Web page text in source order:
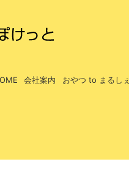
会社案内 おやつ to まるしぇ